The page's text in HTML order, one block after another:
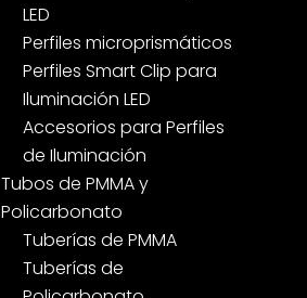
LED
Perfiles microprismáticos
Perfiles Smart Clip para
Iluminación LED
Accesorios para Perfiles
de Iluminación
Tubos de PMMA y
Policarbonato
Tuberías de PMMA
Tuberías de